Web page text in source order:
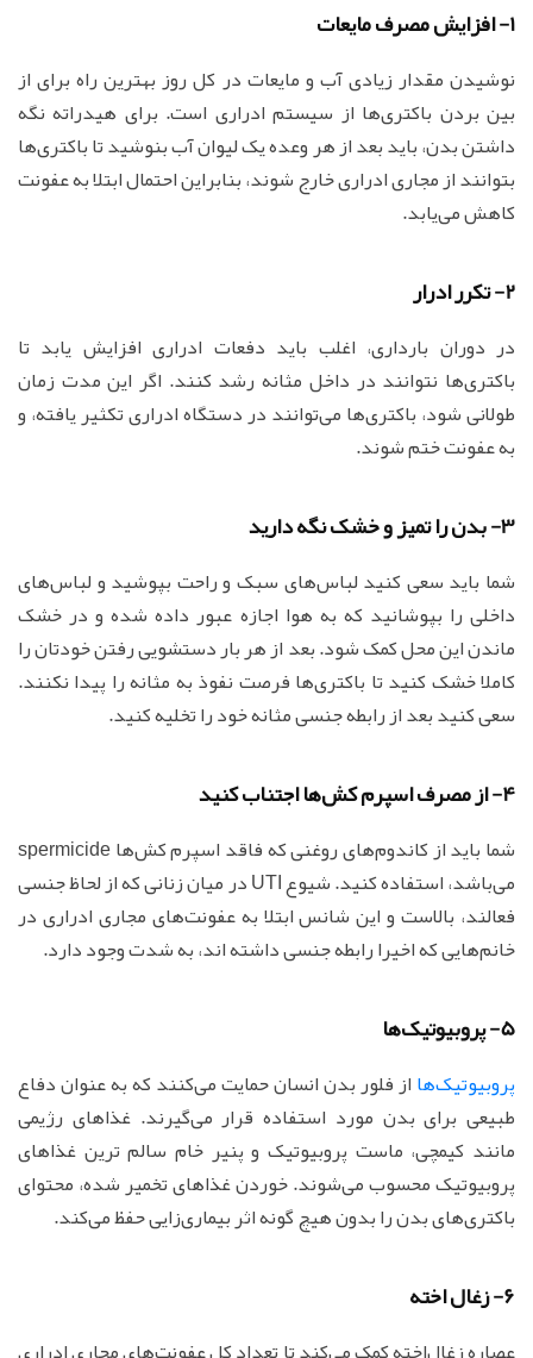
1- افزایش مصرف مایعات
نوشیدن مقدار زیادی آب و مایعات در کل روز بهترین راه برای از
بین بردن باکتری‌ها از سیستم ادراری است. برای هیدراته نگه
داشتن بدن، باید بعد از هر وعده یک لیوان آب بنوشید تا باکتری‌ها
بتوانند از مجاری ادراری خارج شوند، بنابراین احتمال ابتلا به عفونت
کاهش می‌یابد.
2- تکرر ادرار
در دوران بارداری، اغلب باید دفعات ادراری افزایش یابد تا
باکتری‌ها نتوانند در داخل مثانه رشد کنند. اگر این مدت زمان
طولانی شود، باکتری‌ها می‌توانند در دستگاه ادراری تکثیر یافته، و
به عفونت ختم شوند.
3- بدن را تمیز و خشک نگه دارید
شما باید سعی کنید لباس‌های سبک و راحت بپوشید و لباس‌های
داخلی را بپوشانید که به هوا اجازه عبور داده شده و در خشک
ماندن این محل کمک شود. بعد از هر بار دستشویی رفتن خودتان را
کاملا خشک کنید تا باکتری‌ها فرصت نفوذ به مثانه را پیدا نکنند.
سعی کنید بعد از رابطه جنسی مثانه خود را تخلیه کنید.
4- از مصرف اسپرم کش‌ها اجتناب کنید
شما باید از کاندوم‌های روغنی که فاقد اسپرم کش‌ها spermicide
می‌باشد، استفاده کنید. شیوع UTI در میان زنانی که از لحاظ جنسی
فعالند، بالاست و این شانس ابتلا به عفونت‌های مجاری ادراری در
خانم‌هایی که اخیرا رابطه جنسی داشته اند، به شدت وجود دارد.
5- پروبیوتیک‌ها
پروبیوتیک‌هااز فلور بدن انسان حمایت می‌کنند که به عنوان دفاع
طبیعی برای بدن مورد استفاده قرار می‌گیرند. غذاهای رژیمی
مانند کیمچی، ماست پروبیوتیک و پنیر خام سالم ترین غذاهای
پروبیوتیک محسوب می‌شوند. خوردن غذاهای تخمیر شده، محتوای
باکتری‌های بدن را بدون هیچ گونه اثر بیماری‌زایی حفظ می‌کند.
6- زغال اخته